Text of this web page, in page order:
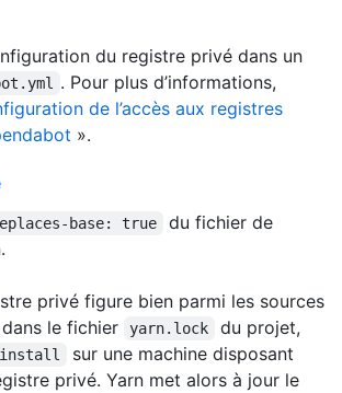
du registre privé dans un
. Pour plus d’informations,
de l’accès aux registres
».
base: true
du fichier de
privé figure bien parmi les sources
le fichier
yarn.lock
du projet,
sur une machine disposant
privé. Yarn met alors à jour le